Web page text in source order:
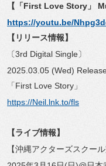
【「First Love Story」
https://youtu.be/
【リリース情報】
〔3rd Digital Single〕
2025.03.05 (Wed)
「First Love Story」
https://Neil.lnk.to/fls
【ライブ情報】
【沖縄アクターズスクー